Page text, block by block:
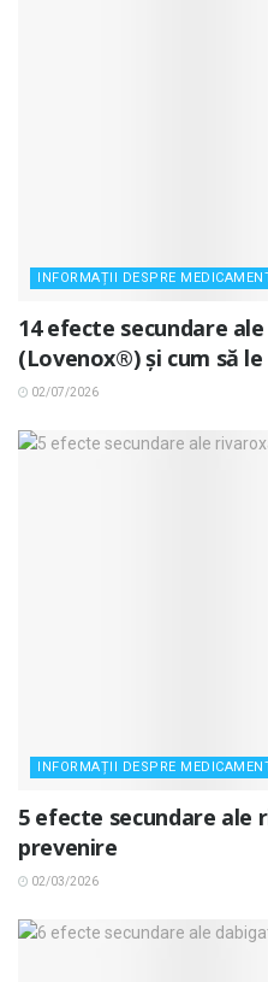
INFORMAȚII DESPRE
14 efecte secundare
(Lovenox®) și cum să
02/07/2026
INFORMAȚII DESPRE
5 efecte secundare ale
prevenire
02/03/2026